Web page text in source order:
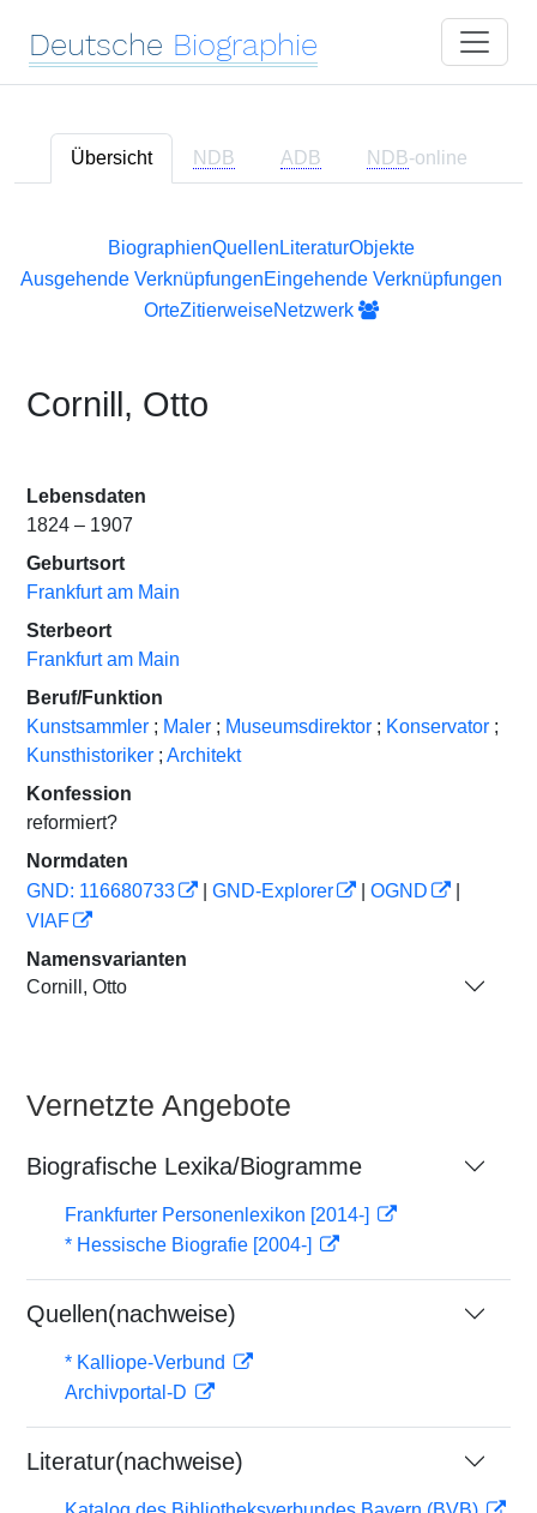
Deutsche Biographie
Übersicht NDB ADB NDB-online
BiographienQuellen LiteraturObjekte
Ausgehende VerknüpfungenEingehende Verknüpfungen
OrteZitierweiseNetzwerk
Cornill, Otto
Lebensdaten
1824 – 1907
Geburtsort
Frankfurt am Main
Sterbeort
Frankfurt am Main
Beruf/Funktion
Kunstsammler ; Maler ; Museumsdirektor ; Konservator ;
Kunsthistoriker ; Architekt
Konfession
reformiert?
Normdaten
GND: 116680733
GND-Explorer OGND
VIAF
Namensvarianten
Cornill, Otto
Vernetzte Angebote
Biografische Lexika/Biogramme
Frankfurter Personenlexikon [2014-]
* Hessische Biografie [2004-]
Quellen(nachweise)
* Kalliope-Verbund
Archivportal-D
Literatur(nachweise)